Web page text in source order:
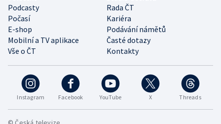
Instagram Facebook YouTube X Threads
Podcasty
Rada ČT
Počasí
Kariéra
E-shop
Podávání námětů
Mobilní a TV aplikace
Časté dotazy
Vše o ČT
Kontakty